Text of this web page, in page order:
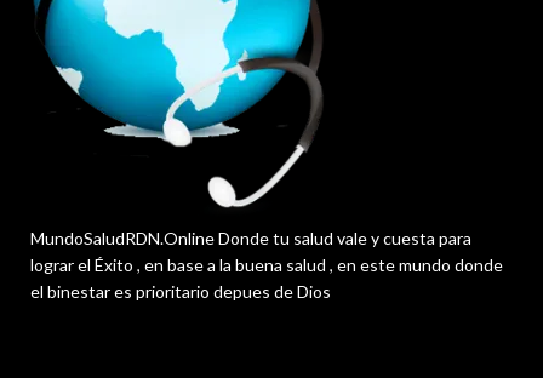
MundoSaludRDN.Online Donde tu salud vale y cuesta para
lograr el Éxito , en base a la buena salud , en este mundo donde
el binestar es prioritario depues de Dios